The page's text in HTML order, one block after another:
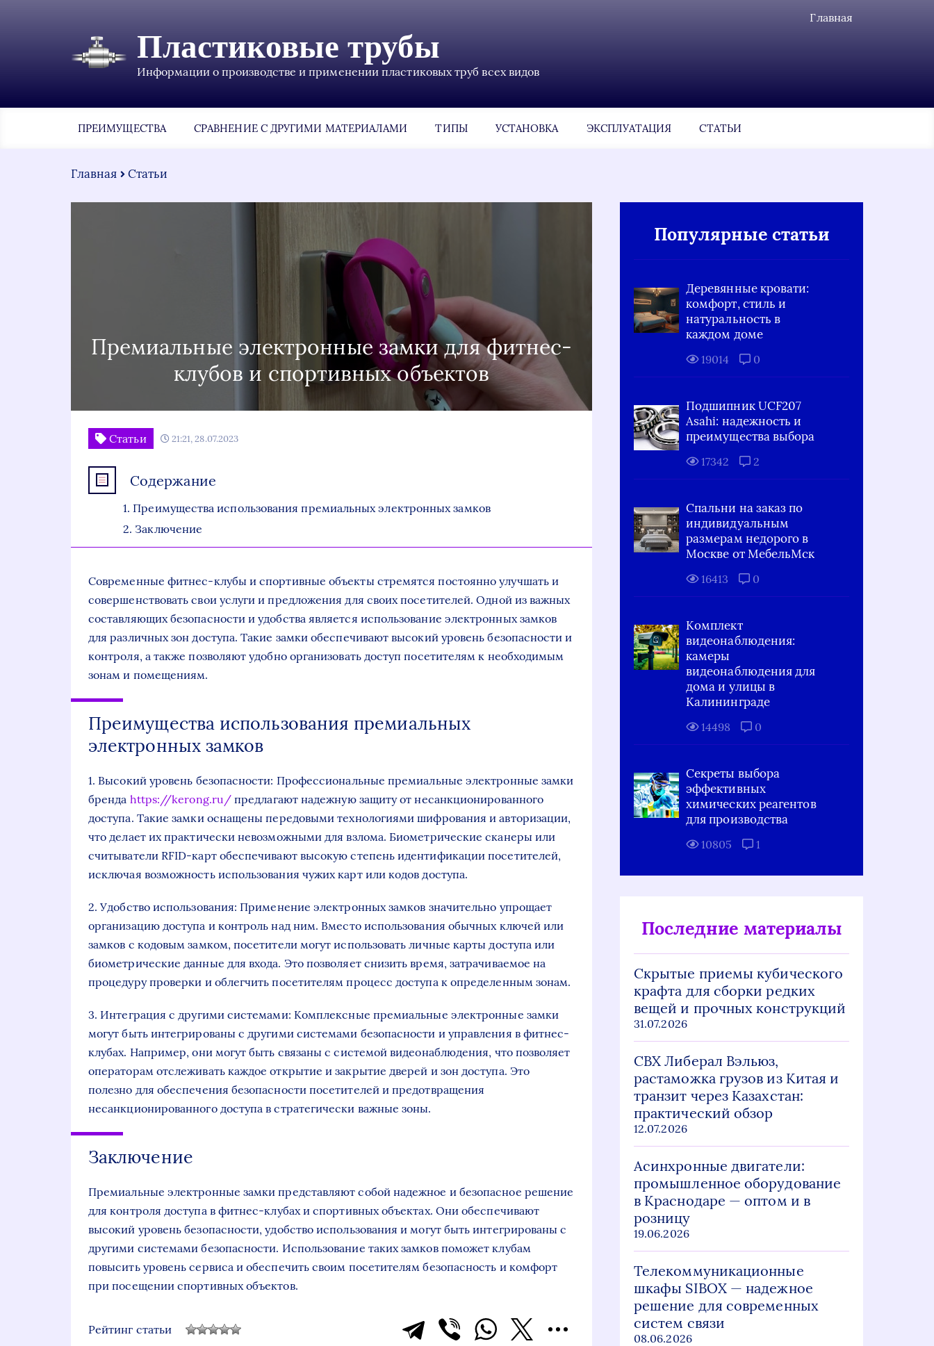
Главная
Пластиковые трубы
Информации о производстве и применении пластиковых труб всех видов
ПРЕИМУЩЕСТВА СРАВНЕНИЕ С ДРУГИМИ МАТЕРИАЛАМИ ТИПЫ УСТАНОВКА ЭКСПЛУАТАЦИЯ СТАТЬИ
Главная Статьи
Премиальные электронные замки для фитнес-
клубов и спортивных объектов
Статьи 21:21, 28.07.2023
Содержание
Преимущества использования премиальных электронных замков
Заключение
Современные фитнес-клубы и спортивные объекты стремятся постоянно улучшать и
совершенствовать свои услуги и предложения для своих посетителей. Одной из важных
составляющих безопасности и удобства является использование электронных замков
для различных зон доступа. Такие замки обеспечивают высокий уровень безопасности и
контроля, а также позволяют удобно организовать доступ посетителям к необходимым
зонам и помещениям.
Преимущества использования премиальных
электронных замков
1. Высокий уровень безопасности: Профессиональные премиальные электронные замки
бренда https://kerong.ru/ предлагают надежную защиту от несанкционированного
доступа. Такие замки оснащены передовыми технологиями шифрования и авторизации,
что делает их практически невозможными для взлома. Биометрические сканеры или
считыватели RFID-карт обеспечивают высокую степень идентификации посетителей,
исключая возможность использования чужих карт или кодов доступа.
2. Удобство использования: Применение электронных замков значительно упрощает
организацию доступа и контроль над ним. Вместо использования обычных ключей или
замков с кодовым замком, посетители могут использовать личные карты доступа или
биометрические данные для входа. Это позволяет снизить время, затрачиваемое на
процедуру проверки и облегчить посетителям процесс доступа к определенным зонам.
3. Интеграция с другими системами: Комплексные премиальные электронные замки
могут быть интегрированы с другими системами безопасности и управления в фитнес-
клубах. Например, они могут быть связаны с системой видеонаблюдения, что позволяет
операторам отслеживать каждое открытие и закрытие дверей и зон доступа. Это
полезно для обеспечения безопасности посетителей и предотвращения
несанкционированного доступа в стратегически важные зоны.
Заключение
Премиальные электронные замки представляют собой надежное и безопасное решение
для контроля доступа в фитнес-клубах и спортивных объектах. Они обеспечивают
высокий уровень безопасности, удобство использования и могут быть интегрированы с
другими системами безопасности. Использование таких замков поможет клубам
повысить уровень сервиса и обеспечить своим посетителям безопасность и комфорт
при посещении спортивных объектов.
Рейтинг статьи
Популярные статьи
Деревянные кровати:
комфорт, стиль и
натуральность в
каждом доме
19014 0
Подшипник UCF207
Asahi: надежность и
преимущества выбора
17342 2
Спальни на заказ по
индивидуальным
размерам недорого в
Москве от МебельМск
16413 0
Комплект
видеонаблюдения:
камеры
видеонаблюдения для
дома и улицы в
Калининграде
14498 0
Секреты выбора
эффективных
химических реагентов
для производства
10805 1
Последние материалы
Скрытые приемы кубического
крафта для сборки редких
вещей и прочных конструкций
31.07.2026
СВХ Либерал Вэльюз,
растаможка грузов из Китая и
транзит через Казахстан:
практический обзор
12.07.2026
Асинхронные двигатели:
промышленное оборудование
в Краснодаре — оптом и в
розницу
19.06.2026
Телекоммуникационные
шкафы SIBOX — надежное
решение для современных
систем связи
08.06.2026